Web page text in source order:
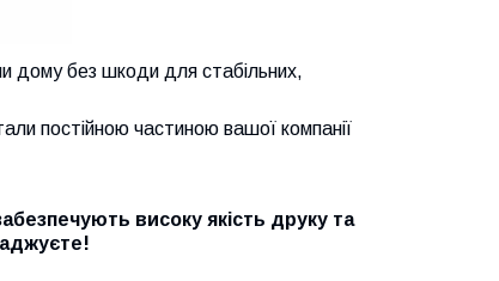
дому без шкоди для стабільних,
постійною частиною вашої компанії
високу якість друку та